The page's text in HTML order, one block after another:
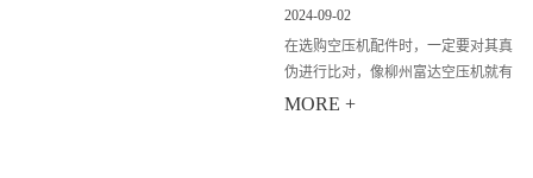
2024-09-02
在选购空压机配件时，一定要对其真
伪进行比对，像柳州富达空压机就有
专门的 空压机防伪标识 ，今天顺力
MORE +